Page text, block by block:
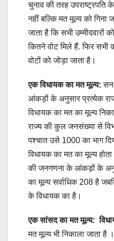
चुनाव की तरह उपराष्ट्रपति
नहीं बल्कि मत मूल्य को
जाता है कि सभी उम्मीदवारों
कितने वोट मिले हैं. फिर सभी
वोटों को जोड़ा जाता है।
एक विधायक का मत मूल्य:सन
आंकड़ों के अनुसार प्रत्येक
विधायक का मत का मूल्य
राज्य की कुल जनसंख्या से
पश्चात उसे 1000 का भाग
विधायक का मत का मूल्य
की जनगणना के आंकड़ों के
का मूल्य सर्वाधिक 208 है
के विधायक का है।
एक सांसद का मत मूल्य:
मत मूल्य भी निकाला जाता है